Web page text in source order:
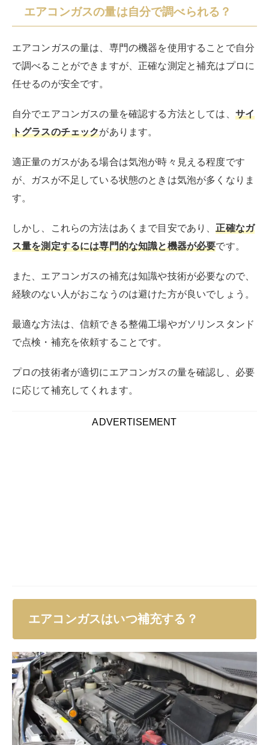
エアコンガスの量は自分で調べられる？
エアコンガスの量は、専門の機器を使用することで自分
で調べることができますが、正確な測定と補充はプロに
任せるのが安全です。
自分でエアコンガスの量を確認する方法としては、 サイ
トグラスのチェックがあります。
適正量のガスがある場合は気泡が時々見える程度です
が、ガスが不足している状態のときは気泡が多くなりま
す。
しかし、これらの方法はあくまで目安であり、正確なガ
ス量を測定するには専門的な知識と機器が必要です。
また、エアコンガスの補充は知識や技術が必要なので、
経験のない人がおこなうのは避けた方が良いでしょう。
最適な方法は、信頼できる整備工場やガソリンスタンド
で点検・補充を依頼することです。
プロの技術者が適切にエアコンガスの量を確認し、必要
に応じて補充してくれます。
ADVERTISEMENT
エアコンガスはいつ補充する？